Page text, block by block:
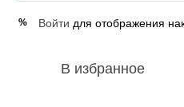
% Войти для отображения
В избранное